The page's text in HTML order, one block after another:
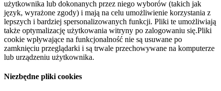
użytkownika lub dokonanych przez niego wyborów (takich jak
język, wyrażone zgody) i mają na celu umożliwienie korzystania z
lepszych i bardziej spersonalizowanych funkcji. Pliki te umożliwiają
także optymalizację użytkowania witryny po zalogowaniu się.Pliki
cookie wpływające na funkcjonalność nie są usuwane po
zamknięciu przeglądarki i są trwale przechowywane na komputerze
lub urządzeniu użytkownika.
Niezbędne pliki cookies